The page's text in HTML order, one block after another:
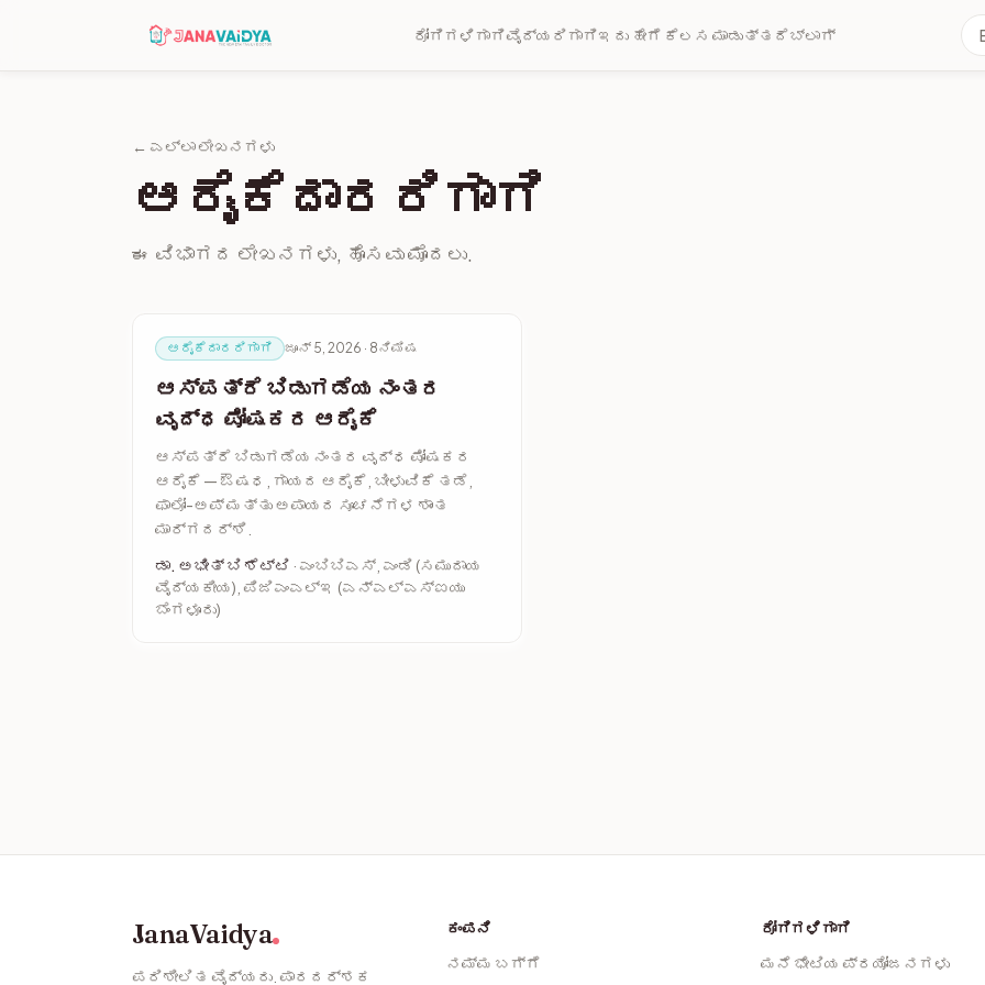
ರೋಗಿಗಳಿಗಾಗಿವೈದ್ಯರಿಗಾಗಿಇದು ಹೇಗೆ ಕೆಲಸ ಮಾಡುತ್ತದೆಬ್ಲಾಗ್
← ಎಲ್ಲಾ ಲೇಖನಗಳು
ಆರೈಕೆದಾರರಿಗಾಗಿ
ಈ ವಿಭಾಗದ ಲೇಖನಗಳು, ಹೊಸವು ಮೊದಲು.
ಆರೈಕೆದಾರರಿಗಾಗಿ ಜೂನ್ 5, 2026 · 8ನಿಮಿಷ
ಆಸ್ಪತ್ರೆ ಬಿಡುಗಡೆಯ ನಂತರ
ವೃದ್ಧ ಪೋಷಕರ ಆರೈಕೆ
ಆಸ್ಪತ್ರೆ ಬಿಡುಗಡೆಯ ನಂತರ ವೃದ್ಧ ಪೋಷಕರ
ಆರೈಕೆ — ಔಷಧ, ಗಾಯದ ಆರೈಕೆ, ಬೀಳುವಿಕೆ ತಡೆ,
ಫಾಲೋ-ಅಪ್ ಮತ್ತು ಅಪಾಯದ ಸೂಚನೆಗಳ ಶಾಂತ
ಮಾರ್ಗದರ್ಶಿ.
ಡಾ. ಅಭೀತ್ ಬಿ ಶೆಟ್ಟಿ · ಎಂಬಿಬಿಎಸ್, ಎಂಡಿ (ಸಮುದಾಯ
ವೈದ್ಯಕೀಯ), ಪಿಜಿಎಂಎಲ್‌ಇ (ಎನ್‌ಎಲ್‌ಎಸ್‌ಐಯು
ಬೆಂಗಳೂರು)
JanaVaidya
ಪರಿಶೀಲಿತ ವೈದ್ಯರು. ಪಾರದರ್ಶಕ
ಕಂಪನಿ
ನಮ್ಮ ಬಗ್ಗೆ
ರೋಗಿಗಳಿಗಾಗಿ
ಮನೆ ಭೇಟಿಯ ಪ್ರಯೋಜನಗಳು